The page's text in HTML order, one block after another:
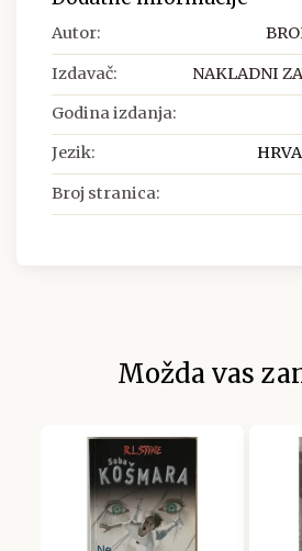
Autor:
Izdavač: NAKLADNI
Godina izdanja:
Jezik:
Broj stranica:
Možda vas